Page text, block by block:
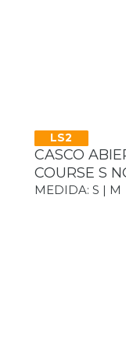
LS2
CASCO
COURSE S
MEDIDA: S | M